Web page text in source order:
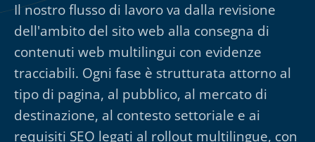
Il nostro flusso di lavoro va dalla revisione
dell'ambito del sito web alla consegna di
contenuti web multilingui con evidenze
tracciabili. Ogni fase è strutturata attorno al
tipo di pagina, al pubblico, al mercato di
destinazione, al contesto settoriale e ai
requisiti SEO legati al rollout multilingue, con